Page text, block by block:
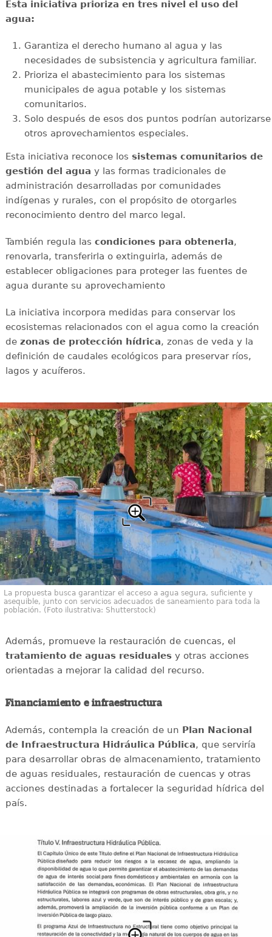
Esta iniciativa prioriza en tres nivel el uso del
agua:
Garantiza el derecho humano al agua y las
necesidades de subsistencia y agricultura familiar.
Prioriza el abastecimiento para los sistemas
municipales de agua potable y los sistemas
comunitarios.
Solo después de esos dos puntos podrían autorizarse
otros aprovechamientos especiales.
Esta iniciativa reconoce los sistemas comunitarios de
gestión del agua y las formas tradicionales de
administración desarrolladas por comunidades
indígenas y rurales, con el propósito de otorgarles
reconocimiento dentro del marco legal.
También regula las condiciones para obtenerla,
renovarla, transferirla o extinguirla, además de
establecer obligaciones para proteger las fuentes de
agua durante su aprovechamiento
La iniciativa incorpora medidas para conservar los
ecosistemas relacionados con el agua como la creación
de zonas de protección hídrica, zonas de veda y la
definición de caudales ecológicos para preservar ríos,
lagos y acuíferos.
La propuesta busca garantizar el acceso a agua segura, suficiente y
asequible, junto con servicios adecuados de saneamiento para toda la
población. (Foto ilustrativa: Shutterstock)
Además, promueve la restauración de cuencas, el
tratamiento de aguas residualesy otras acciones
orientadas a mejorar la calidad del recurso.
Financiamiento e infraestructura
Además, contempla la creación de un Plan Nacional
de Infraestructura Hidráulica Pública, que serviría
para desarrollar obras de almacenamiento, tratamiento
de aguas residuales, restauración de cuencas y otras
acciones destinadas a fortalecer la seguridad hídrica del
país.